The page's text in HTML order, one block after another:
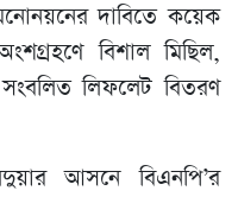
দাবিতে কয়েক
বিশাল মিছিল,
লিফলেট বিতরণ
আসনে বিএনপি’র